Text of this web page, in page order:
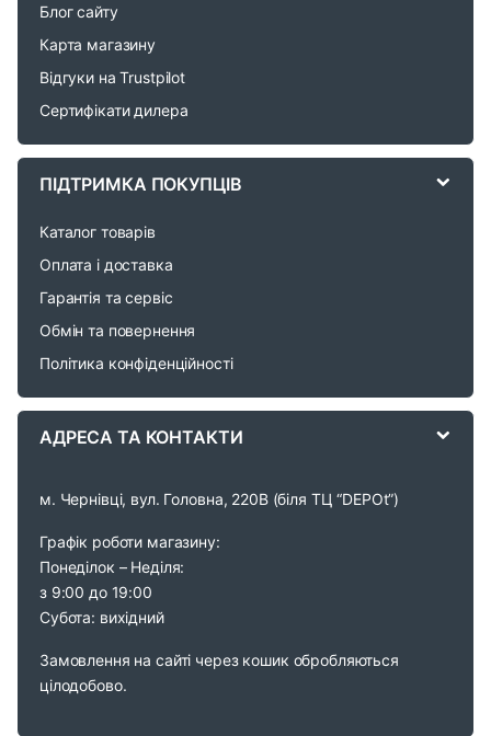
C
Блог сайту
Карта магазину
Відгуки на Trustpilot
Сертифікати дилера
ПІДТРИМКА ПОКУПЦІВ
Каталог товарів
Оплата і доставка
Гарантія та сервіс
Обмін та повернення
Політика конфіденційності
АДРЕСА ТА КОНТАКТИ
м. Чернівці, вул. Головна, 220В (біля ТЦ “DEPOt”)
Графік роботи магазину:
Понеділок – Неділя:
з 9:00 до 19:00
Субота: вихідний
Замовлення на сайті через кошик обробляються
цілодобово.